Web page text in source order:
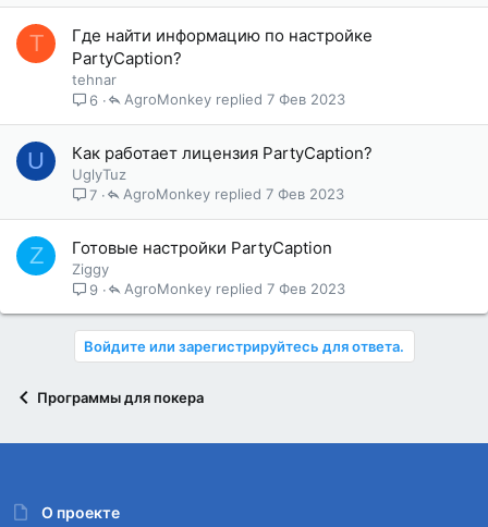
T
Где найти информацию по настройке
PartyCaption?
tehnar
6
7 Фев 2023
AgroMonkey
U Как работает лицензия PartyCaption?
UglyTuz
7
7 Фев 2023
AgroMonkey
Z Готовые настройки PartyCaption
Ziggy
9
7 Фев 2023
AgroMonkey
Войдите или зарегистрируйтесь для ответа.
Программы для покера
О проекте